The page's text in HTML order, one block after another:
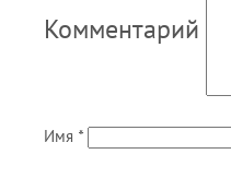
Комментарий
Имя *